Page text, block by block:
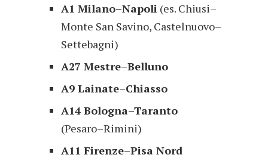
A1 Milano–Napoli (es. Chiusi–
Monte San Savino, Castelnuovo–
Settebagni)
A27 Mestre–Belluno
A9 Lainate–Chiasso
A14 Bologna–Taranto
(Pesaro–Rimini)
A11 Firenze–Pisa Nord